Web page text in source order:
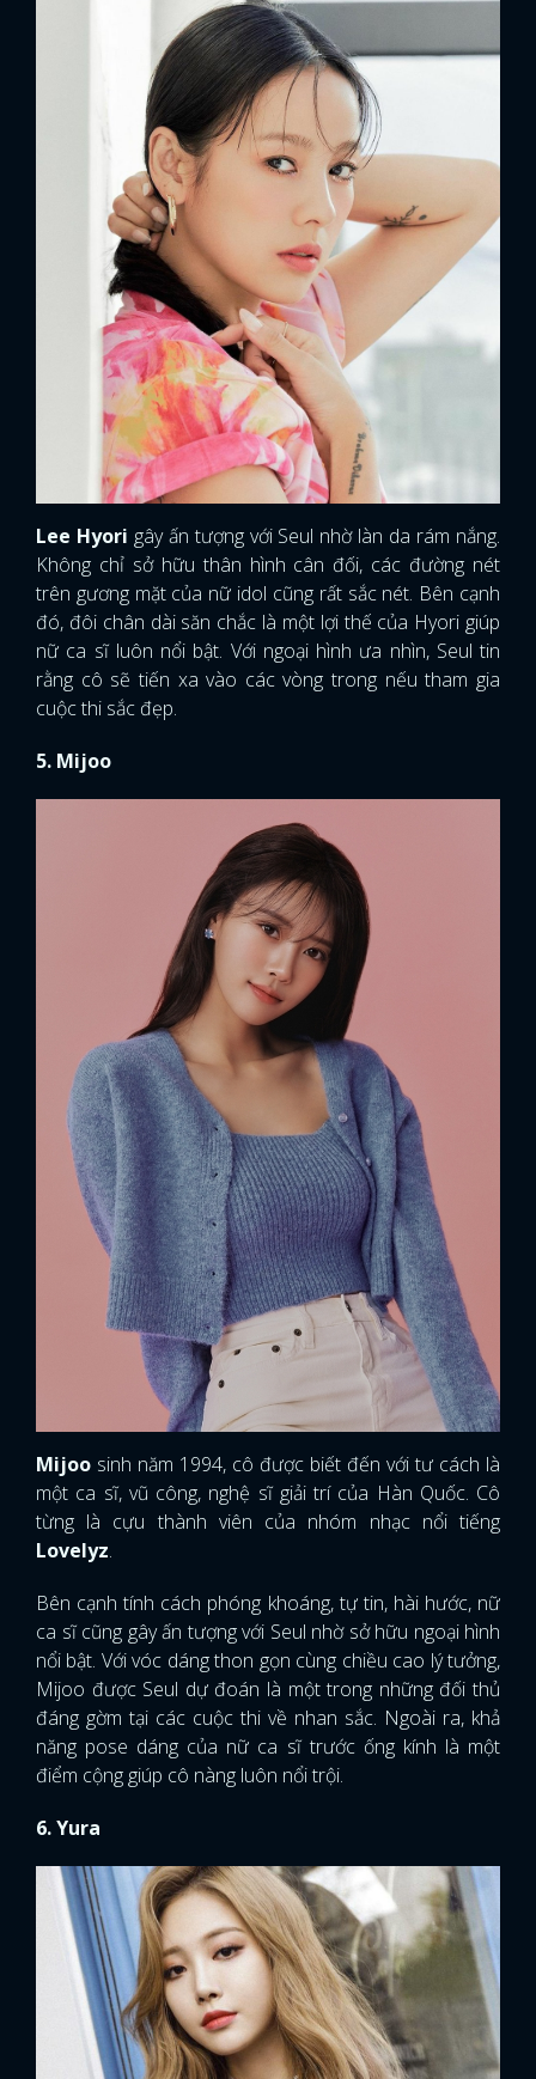
x
ĐĂNG NHẬP
Lee Hyori gây ấn tượng với Seul nhờ làn da rám nắng.
Không chỉ sở hữu thân hình cân đối, các đường nét
trên gương mặt của nữ idol cũng rất sắc nét. Bên cạnh
đó, đôi chân dài săn chắc là một lợi thế của Hyori giúp
nữ ca sĩ luôn nổi bật. Với ngoại hình ưa nhìn, Seul tin
rằng cô sẽ tiến xa vào các vòng trong nếu tham gia
cuộc thi sắc đẹp.
5. Mijoo
Mijoo sinh năm 1994, cô được biết đến với tư cách là
một ca sĩ, vũ công, nghệ sĩ giải trí của Hàn Quốc. Cô
từng là cựu thành viên của nhóm nhạc nổi tiếng
Lovelyz.
Bên cạnh tính cách phóng khoáng, tự tin, hài hước, nữ
ca sĩ cũng gây ấn tượng với Seul nhờ sở hữu ngoại hình
nổi bật. Với vóc dáng thon gọn cùng chiều cao lý tưởng,
Mijoo được Seul dự đoán là một trong những đối thủ
đáng gờm tại các cuộc thi về nhan sắc. Ngoài ra, khả
năng pose dáng của nữ ca sĩ trước ống kính là một
điểm cộng giúp cô nàng luôn nổi trội.
6. Yura